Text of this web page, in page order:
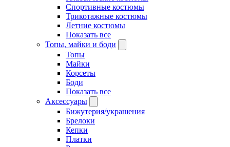
Спортивные костюмы
Трикотажные костюмы
Летние костюмы
Показать все
Топы, майки и боди
Топы
Майки
Корсеты
Боди
Показать все
Аксессуары
Бижутерия/украшения
Брелоки
Кепки
Платки